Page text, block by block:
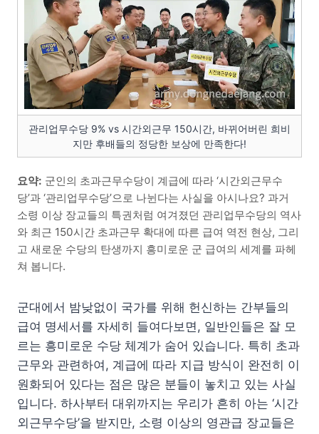
관리업무수당 9% vs 시간외근무 150시간, 바뀌어버린 희비
지만 후배들의 정당한 보상에 만족한다!
요약: 군인의 초과근무수당이 계급에 따라 ‘시간외근무수
당’과 ‘관리업무수당’으로 나뉜다는 사실을 아시나요? 과거
소령 이상 장교들의 특권처럼 여겨졌던 관리업무수당의 역사
와 최근 150시간 초과근무 확대에 따른 급여 역전 현상, 그리
고 새로운 수당의 탄생까지 흥미로운 군 급여의 세계를 파헤
쳐 봅니다.
군대에서 밤낮없이 국가를 위해 헌신하는 간부들의
급여 명세서를 자세히 들여다보면, 일반인들은 잘 모
르는 흥미로운 수당 체계가 숨어 있습니다. 특히 초과
근무와 관련하여, 계급에 따라 지급 방식이 완전히 이
원화되어 있다는 점은 많은 분들이 놓치고 있는 사실
입니다. 하사부터 대위까지는 우리가 흔히 아는 ‘시간
외근무수당’을 받지만, 소령 이상의 영관급 장교들은